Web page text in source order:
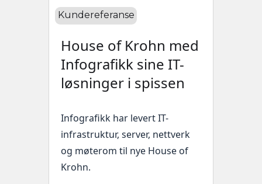
Kundereferanse
House of Krohn med
Infografikk sine IT-
løsninger i spissen
Infografikk har levert IT-
infrastruktur, server, nettverk
og møterom til nye House of
Krohn.